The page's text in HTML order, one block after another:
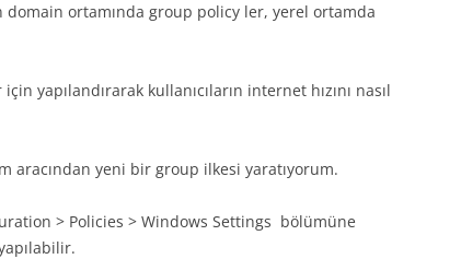
ortamında group policy ler, yerel ortamda
yapılandırarak kullanıcıların internet hızını nasıl
aracından yeni bir group ilkesi yaratıyorum.
> Policies > Windows Settings bölümüne